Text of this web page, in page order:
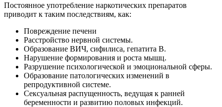
Постоянное употребление наркотических препаратов
приводит к таким последствиям, как:
Повреждение печени
Расстройство нервной системы.
Образование ВИЧ, сифилиса, гепатита В.
Нарушение формирования и роста мышц.
Разрушение психологической и эмоциональной сферы.
Образование патологических изменений в
репродуктивной системе.
Сексуальная распущенность, ведущая к ранней
беременности и развитию половых инфекций.